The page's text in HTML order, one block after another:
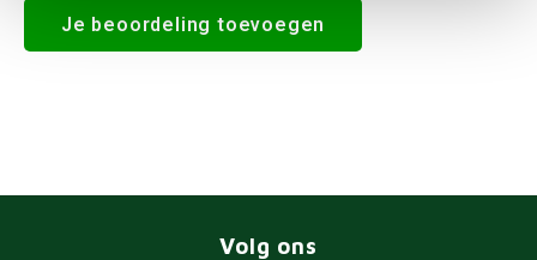
Je beoordeling toevoegen
Volg ons